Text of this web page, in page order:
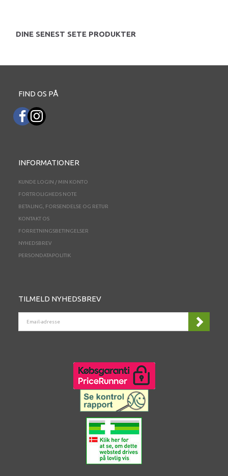
DINE SENEST SETE PRODUKTER
FIND OS PÅ
INFORMATIONER
KUNDE LOGIN / MIN KONTO
FORTROLIGHEDS NOTE
BETALING, FORSENDELSE OG RETUR
KONTAKT OS
FORRETNINGSBETINGELSER
NYHEDSBREV
PERSONDATAPOLITIK
TILMELD NYHEDSBREV
ADRESSE